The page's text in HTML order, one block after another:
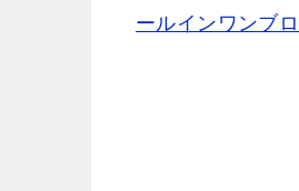
ールインワンブ